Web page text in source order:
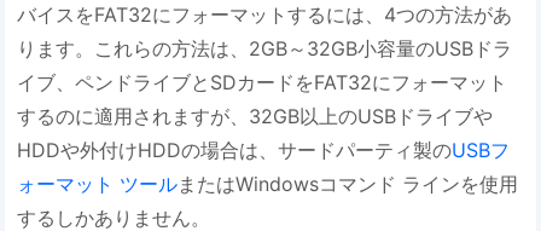
バイスをFAT32にフォーマットするには、4つの方法があ
ります。これらの方法は、2GB～32GB小容量のUSBドラ
イブ、ペンドライブとSDカードをFAT32にフォーマット
するのに適用されますが、32GB以上のUSBドライブや
HDDや外付けHDDの場合は、サードパーティ製のUSBフ
ォーマット ツールまたはWindowsコマンド ラインを使用
するしかありません。